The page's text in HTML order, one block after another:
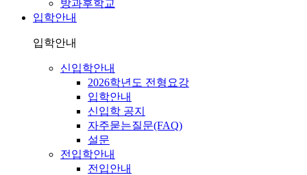
방과후학교
입학안내
입학안내
신입학안내
2026학년도 전형요강
입학안내
신입학 공지
자주묻는질문(FAQ)
설문
전입학안내
전입안내